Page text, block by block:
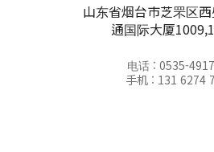
山东省烟台市芝罘区
通国际大厦
电话 : 0535-
手机 : 131 6274